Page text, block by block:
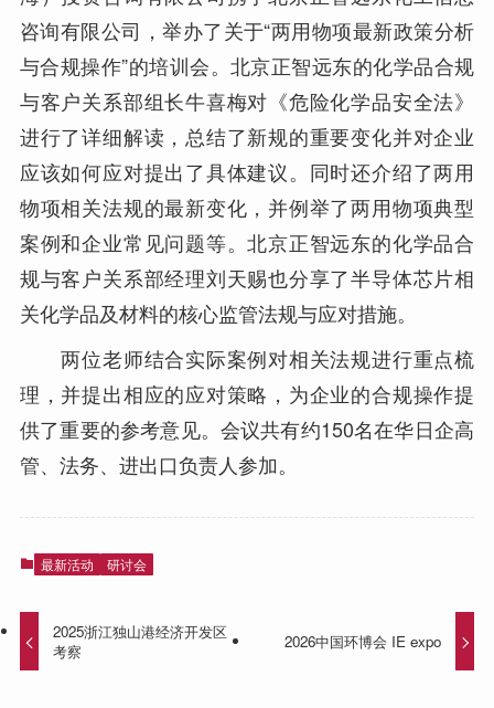
咨询有限公司，举办了关于“两用物项最新政策分析
与合规操作”的培训会。北京正智远东的化学品合规
与客户关系部组长牛喜梅对《危险化学品安全法》
进行了详细解读，总结了新规的重要变化并对企业
应该如何应对提出了具体建议。同时还介绍了两用
物项相关法规的最新变化，并例举了两用物项典型
案例和企业常见问题等。北京正智远东的化学品合
规与客户关系部经理刘天赐也分享了半导体芯片相
关化学品及材料的核心监管法规与应对措施。
两位老师结合实际案例对相关法规进行重点梳
理，并提出相应的应对策略，为企业的合规操作提
供了重要的参考意见。会议共有约150名在华日企高
管、法务、进出口负责人参加。
最新活动 研讨会
2025浙江独山港经济开发区
考察
2026中国环博会 IE expo